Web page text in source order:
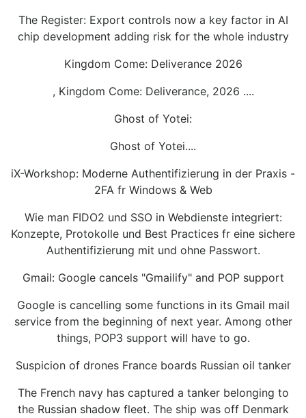
The Register: Export controls now a key factor in AI
chip development adding risk for the whole industry
Kingdom Come: Deliverance 2026
, Kingdom Come: Deliverance, 2026 ....
Ghost of Yotei:
Ghost of Yotei....
iX-Workshop: Moderne Authentifizierung in der Praxis -
2FA fr Windows & Web
Wie man FIDO2 und SSO in Webdienste integriert:
Konzepte, Protokolle und Best Practices fr eine sichere
Authentifizierung mit und ohne Passwort.
Gmail: Google cancels "Gmailify" and POP support
Google is cancelling some functions in its Gmail mail
service from the beginning of next year. Among other
things, POP3 support will have to go.
Suspicion of drones France boards Russian oil tanker
The French navy has captured a tanker belonging to
the Russian shadow fleet. The ship was off Denmark